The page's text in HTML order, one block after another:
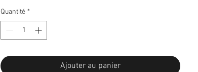
Quantité *
Ajouter au panier